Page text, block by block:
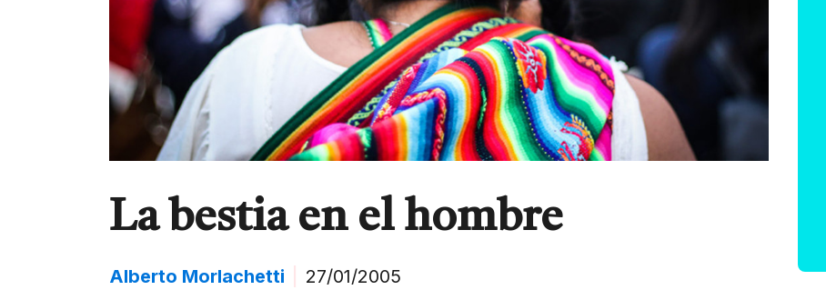
La bestia en el hombre
Alberto Morlachetti 27/01/2005